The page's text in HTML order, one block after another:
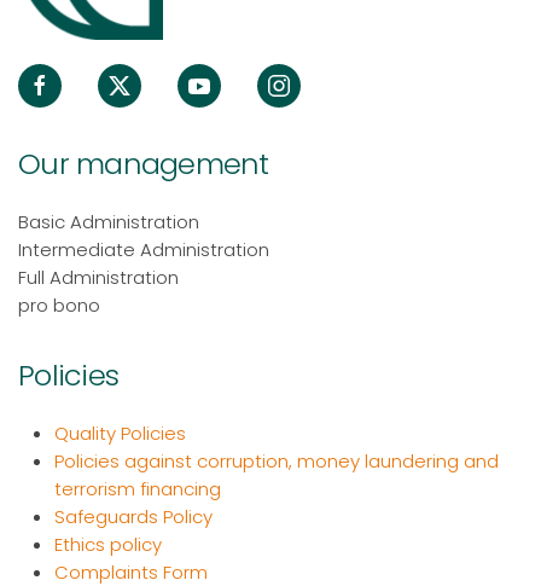
Our management
Basic Administration
Intermediate Administration
Full Administration
pro bono
Policies
Quality Policies
Policies against corruption, money laundering and
terrorism financing
Safeguards Policy
Ethics policy
Complaints Form